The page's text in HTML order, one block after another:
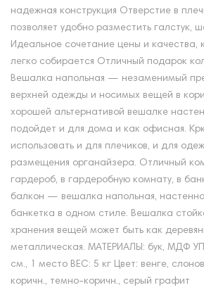
надежная конструкция Отверстие в
позволяет удобно разместить галстук,
Идеальное сочетание цены и качества,
легко собирается Отличный подарок
Вешалка напольная — незаменимый
верхней одежды и носимых вещей в
хорошей альтернативой вешалке
подойдет и для дома и как офисная.
использовать и для плечиков, и для
размещения органайзера. Отличный
гардероб, в гардеробную комнату, в
балкон — вешалка напольная,
банкетка в одном стиле. Вешалка
хранения вещей может быть как
металлическая. МАТЕРИАЛЫ: бук, МДФ
см., 1 место ВЕС: 5 кг Цвет: венге,
коричн., темно-коричн., серый графит